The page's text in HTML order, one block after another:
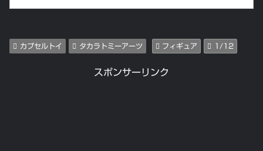
カプセルトイ タカラトミーアーツ フィギュア 1/12
スポンサーリンク